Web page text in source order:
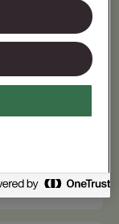
545g